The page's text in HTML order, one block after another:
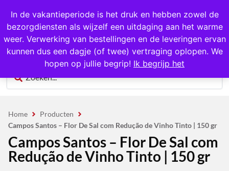
In de vakantieperiode is het druk en hebben zowel de
bezorgdiensten als wijzelf een uitdaging aan het warme
weer. Verwerking van bestellingen en de leveringen ervan
kunnen dus een dagje (of twee) vertraging oplopen. We
hopen op jullie begrip! Ik begrijp het
1000+ producten op voorraad
0
Home
Producten
Campos Santos – Flor De Sal com Redução de Vinho Tinto | 150 gr
Campos Santos – Flor De Sal com
Redução de Vinho Tinto | 150 gr